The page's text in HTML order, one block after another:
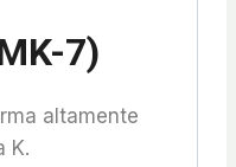
7)
altamente
K.